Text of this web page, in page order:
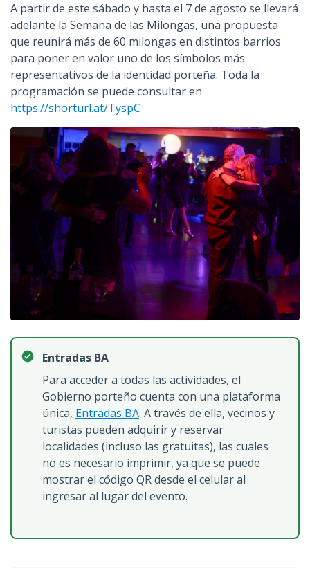
A partir de este sábado y hasta el 7 de agosto se llevará
adelante la Semana de las Milongas, una propuesta
que reunirá más de 60 milongas en distintos barrios
para poner en valor uno de los símbolos más
representativos de la identidad porteña. Toda la
programación se puede consultar en
https://shorturl.at/TyspC
Entradas BA
Para acceder a todas las actividades, el
Gobierno porteño cuenta con una plataforma
única, Entradas BA. A través de ella, vecinos y
turistas pueden adquirir y reservar
localidades (incluso las gratuitas), las cuales
no es necesario imprimir, ya que se puede
mostrar el código QR desde el celular al
ingresar al lugar del evento.